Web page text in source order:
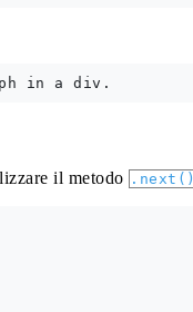
il metodo .next()